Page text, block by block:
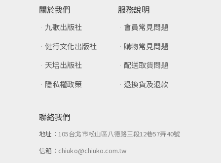
關於我們
九歌出版社
健行文化出版社
天培出版社
隱私權政策
服務說明
會員常見問題
購物常見問題
配送取貨問題
退換貨及退款
聯絡我們
地址：105台北市松山區八德路三段12巷57弄40號
信箱： chiuko@chiuko.com.tw